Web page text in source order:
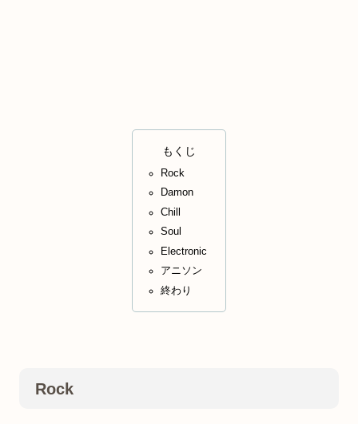
もくじ
Rock
Damon
Chill
Soul
Electronic
アニソン
終わり
Rock